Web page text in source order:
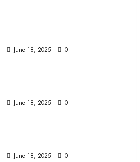
June 18, 2025 0
June 18, 2025 0
June 18, 2025 0